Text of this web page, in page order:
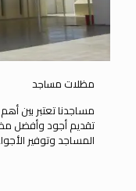
مظلات مساجد
مساجدنا تعتبر بين
تقديم أجود وأفضل
المساجد وتوفير